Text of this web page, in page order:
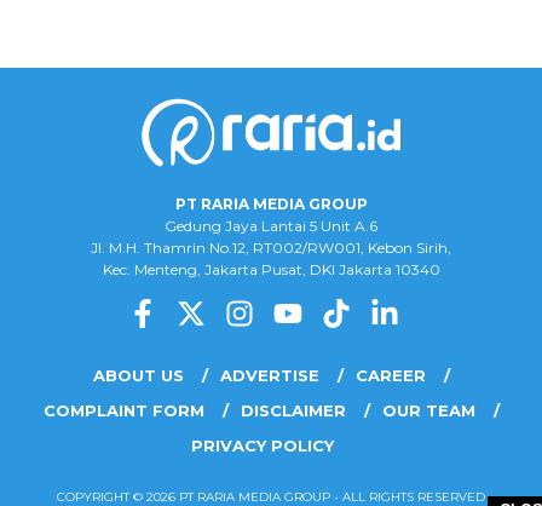
PT RARIA MEDIA GROUP
Gedung Jaya Lantai 5 Unit A.6
Jl. M.H. Thamrin No.12, RT002/RW001, Kebon Sirih,
Kec. Menteng, Jakarta Pusat, DKI Jakarta 10340
ABOUT US ADVERTISE
CAREER
COMPLAINT FORM
DISCLAIMER
OUR TEAM
PRIVACY POLICY
COPYRIGHT © 2026 PT RARIA MEDIA GROUP - ALL RIGHTS RESERVED